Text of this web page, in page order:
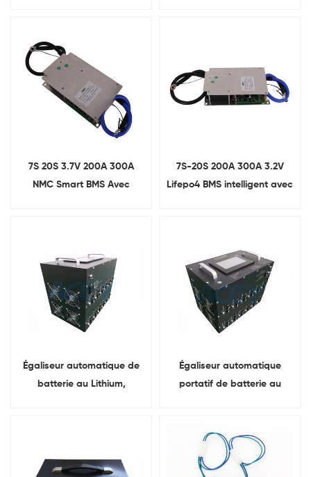
7S 20S 3.7V 200A 300A
NMC Smart BMS Avec
7S-20S 200A 300A 3.2V
Lifepo4 BMS intelligent avec
Égaliseur automatique de
batterie au Lithium,
Égaliseur automatique
portatif de batterie au